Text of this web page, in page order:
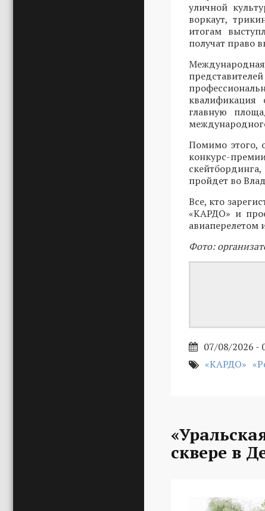
уличной
воркаут,
итогам
получат право
главную
Помимо этого,
конкурс-
пройдет во
Все, кто
«КАРДО» и
авиаперелетом
Фото:
07/08/2026 -
«КАРДО»
сквере в